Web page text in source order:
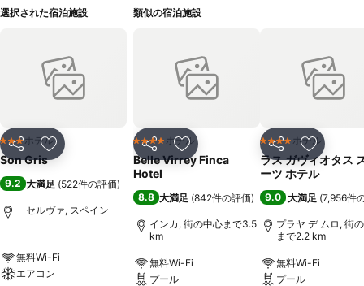
選択された宿泊施設
シェア お気に入りに追加
3 ホテルのランク
ホテル
Son Gris
9.2 大満足 (522件の評価)
セルヴァ, スペイン
無料Wi-Fi
エアコン
類似の宿泊施設
シェア お気に入りに追加
4 ホテルのランク
ホテル
Belle Virrey Finca
Hotel
8.8 大満足 (842件の評価)
インカ, 街の中心まで3.5
km
無料Wi-Fi
プール
シェア お気に入
4 ホテルのランク
ホテル
ラス ガヴィオタス
ーツ ホテル
9.0 大満足 (7,956件
プラヤ デ ムロ, 街
まで2.2 km
無料Wi-Fi
プール